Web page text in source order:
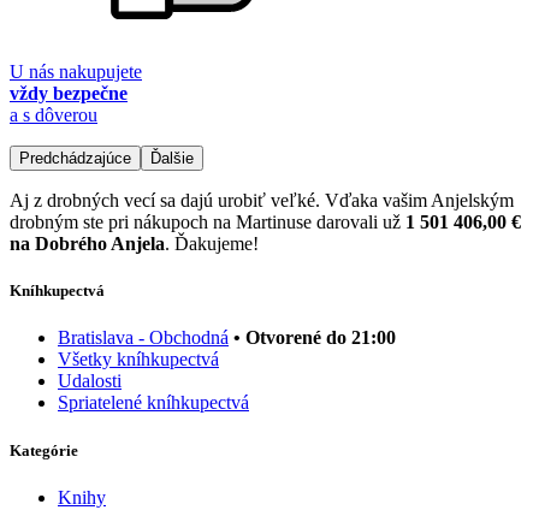
U nás nakupujete
vždy bezpečne
a s dôverou
Predchádzajúce Ďalšie
Aj z drobných vecí sa dajú urobiť veľké. Vďaka vašim Anjelským
drobným ste pri nákupoch na Martinuse darovali už 1 501 406,00 €
na Dobrého Anjela. Ďakujeme!
Kníhkupectvá
Bratislava - Obchodná • Otvorené do 21:00
Všetky kníhkupectvá
Udalosti
Spriatelené kníhkupectvá
Kategórie
Knihy